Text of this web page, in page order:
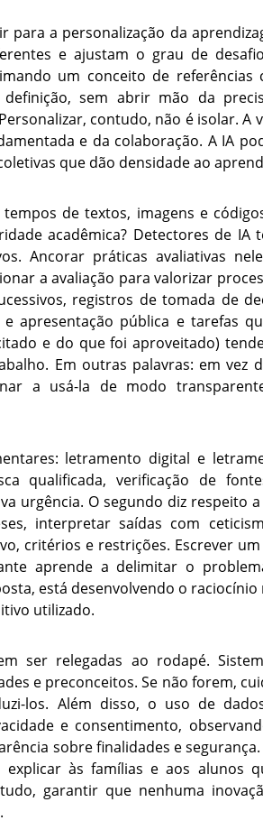
a personalização da
e ajustam o grau de
um conceito de referências
sem abrir mão da
contudo, não é isolar. A
e da colaboração. A IA
que dão densidade ao
de textos, imagens e
acadêmica? Detectores de IA
Ancorar práticas avaliativas
a avaliação para valorizar
registros de tomada de
apresentação pública e tarefas
e do que foi aproveitado)
Em outras palavras: em vez
a usá-la de modo
letramento digital e
qualificada, verificação de
urgência. O segundo diz respeito
interpretar saídas com
critérios e restrições. Escrever um
aprende a delimitar o
está desenvolvendo o
utilizado.
ser relegadas ao rodapé.
e preconceitos. Se não forem,
los. Além disso, o uso de
e consentimento,
sobre finalidades e segurança.
às famílias e aos alunos
garantir que nenhuma